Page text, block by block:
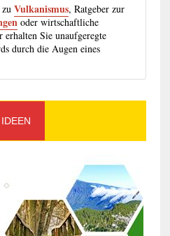
Vulkanismus, Ratgeber zur
oder wirtschaftliche
Sie unaufgeregte
durch die Augen eines